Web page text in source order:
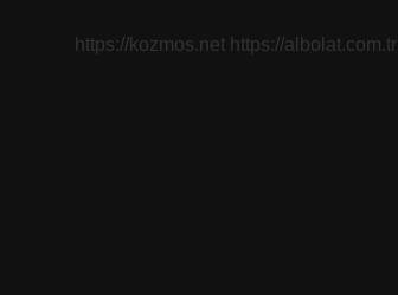
https://kozmos.net https://albolat.com.tr